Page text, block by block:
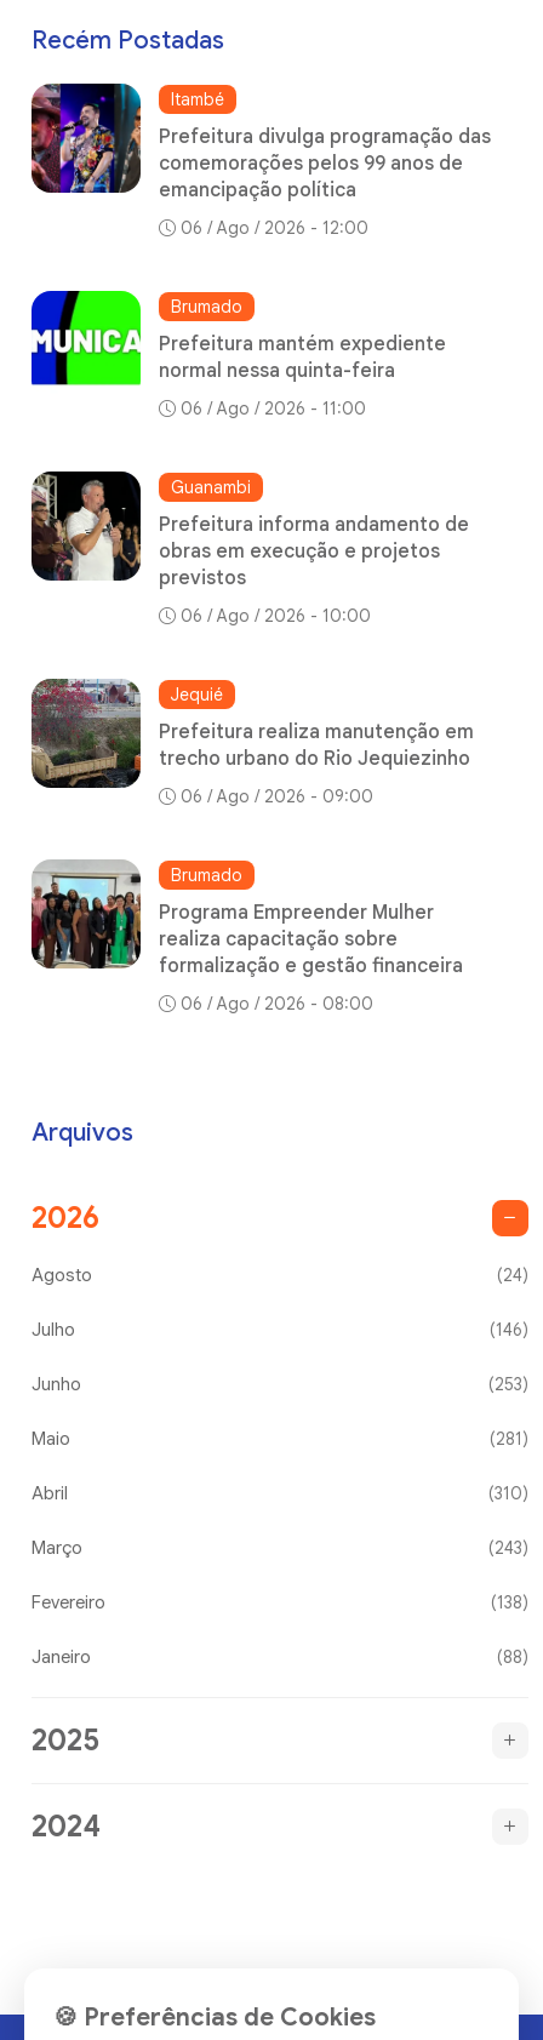
Recém Postadas
Itambé
Prefeitura divulga programação das
comemorações pelos 99 anos de
emancipação política
06 / Ago / 2026 - 12:00
Brumado
Prefeitura mantém expediente
normal nessa quinta-feira
06 / Ago / 2026 - 11:00
Guanambi
Prefeitura informa andamento de
obras em execução e projetos
previstos
06 / Ago / 2026 - 10:00
Jequié
Prefeitura realiza manutenção em
trecho urbano do Rio Jequiezinho
06 / Ago / 2026 - 09:00
Brumado
Programa Empreender Mulher
realiza capacitação sobre
formalização e gestão financeira
06 / Ago / 2026 - 08:00
Arquivos
2026
Agosto (24)
Julho (146)
Junho (253)
Maio (281)
Abril (310)
Março (243)
Fevereiro (138)
Janeiro (88)
2025
2024
🍪 Preferências de Cookies